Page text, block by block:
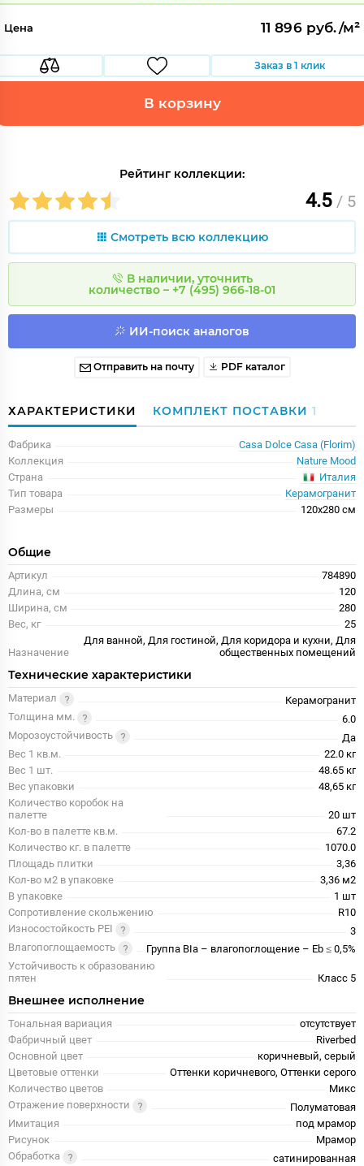
Цена 11 896 руб./м²
Заказ в 1 клик
В корзину
Рейтинг коллекции:
4.5 / 5
Смотреть всю коллекцию
В наличии, уточнить
количество – +7 (495) 966-18-01
ИИ-поиск аналогов
Отправить на почту PDF каталог
ХАРАКТЕРИСТИКИ КОМПЛЕКТ ПОСТАВКИ 1
Фабрика
Casa Dolce Casa (Florim)
Коллекция
Nature Mood
Страна
Италия
Тип товара
Керамогранит
Размеры
120x280 см
Общие
Артикул
784890
Длина, см
120
Ширина, см
280
Вес, кг
25
Назначение
Для ванной, Для гостиной, Для коридора и кухни, Для
общественных помещений
Технические характеристики
Материал
Керамогранит
Толщина мм.
6.0
Морозоустойчивость
Да
Вес 1 кв.м.
22.0 кг
Вес 1 шт.
48.65 кг
Вес упаковки
48,65 кг
Количество коробок на
палетте
20 шт
Кол-во в палетте кв.м.
67.2
Количество кг. в палетте
1070.0
Площадь плитки
3,36
Кол-во м2 в упаковке
3,36 м2
В упаковке
1 шт
Сопротивление скольжению
R10
Износостойкость PEI
3
Влагопоглощаемость
Группа BIa – влагопоглощение – Eb ≤ 0,5%
Устойчивость к образованию
пятен
Класс 5
Внешнее исполнение
Тональная вариация
отсутствует
Фабричный цвет
Riverbed
Основной цвет
коричневый, серый
Цветовые оттенки
Оттенки коричневого, Оттенки серого
Количество цветов
Микс
Отражение поверхности
Полуматовая
Имитация
под мрамор
Рисунок
Мрамор
Обработка
сатинированная